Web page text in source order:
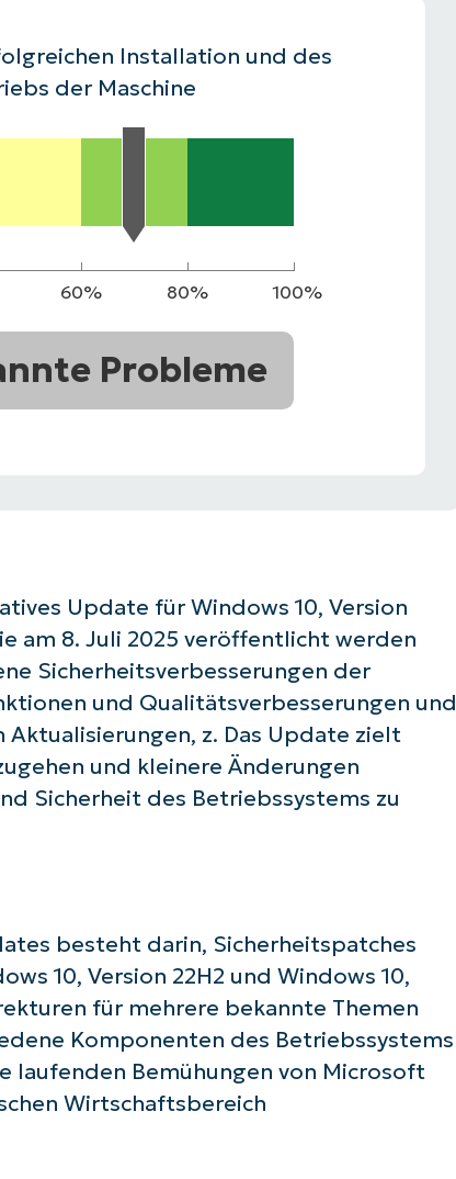
ANSEHEN
PRODUKT-
ANSEHEN
ANSEHEN
Installation und des
der Maschine
60% 80% 100%
Probleme
Update für Windows 10, Version
am 8. Juli 2025 veröffentlicht werden
Sicherheitsverbesserungen der
und Qualitätsverbesserungen und
z. Das Update zielt
und kleinere Änderungen
Sicherheit des Betriebssystems zu
besteht darin, Sicherheitspatches
10, Version 22H2 und Windows 10,
für mehrere bekannte Themen
Komponenten des Betriebssystems
laufenden Bemühungen von Microsoft
Wirtschaftsbereich